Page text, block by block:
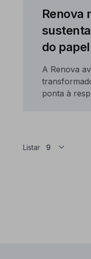
Renova
do papel
A Renova
ponta à
Listar